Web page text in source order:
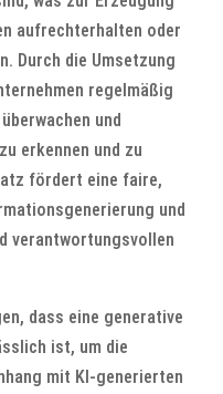
aufrechterhalten oder
Durch die Umsetzung
regelmäßig
und
erkennen und zu
fördert eine faire,
und
verantwortungsvollen
dass eine generative
ist, um die
mit KI-generierten